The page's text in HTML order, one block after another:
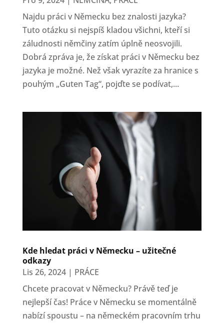
Najdu práci v Německu bez znalosti jazyka?
Tuto otázku si nejspíš kladou všichni, kteří si
záludnosti němčiny zatím úplně neosvojili.
Dobrá zpráva je, že získat práci v Německu bez
jazyka je možné. Než však vyrazíte za hranice s
pouhým „Guten Tag“, pojďte se podívat,...
Kde hledat práci v Německu – užitečné
odkazy
Lis 26, 2024| PRÁCE
Chcete pracovat v Německu? Právě teď je
nejlepší čas! Práce v Německu se momentálně
nabízí spoustu – na německém pracovním trhu